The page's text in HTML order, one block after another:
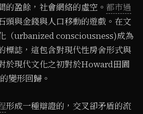
的盈餘，社會網絡的虛空。 都市過
頭與金錢與人口移動的遊戲。在文
（urbanized consciousness)成為
標誌，這包含對現代性房舍形式與
於現代文化之初對於Howard田園
變形回歸。
形成一種辯證的，交叉卻矛盾的流